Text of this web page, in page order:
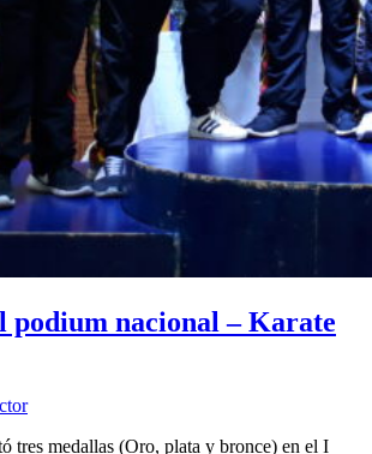
podium nacional – Karate
tres medallas (Oro, plata y bronce) en el I